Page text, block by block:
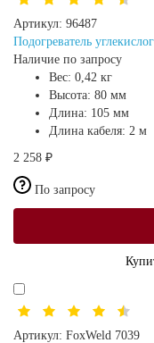
Артикул: 96487
Подогреватель
Наличие по запросу
Вес: 0,42 кг
Высота: 80 мм
Длина: 105 мм
Длина кабеля: 2 м
2 258 ₽
По запросу
Артикул: FoxWeld 7039